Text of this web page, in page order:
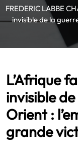
FREDERIC LABBE
invisible de la
L’Afrique
invisible
Orient :
grande